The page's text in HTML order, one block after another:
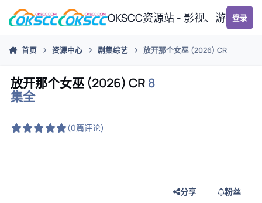
跳转到帖子
OKSCC资源站 - 影视、游戏、
登录
首页 资源中心 剧集综艺 放开那个女巫 (2026) CR
放开那个女巫 (2026) CR 8
集全
(0篇评论)
分享 粉丝